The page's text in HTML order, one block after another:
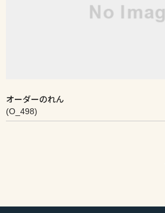
オーダーのれん
(O_498)